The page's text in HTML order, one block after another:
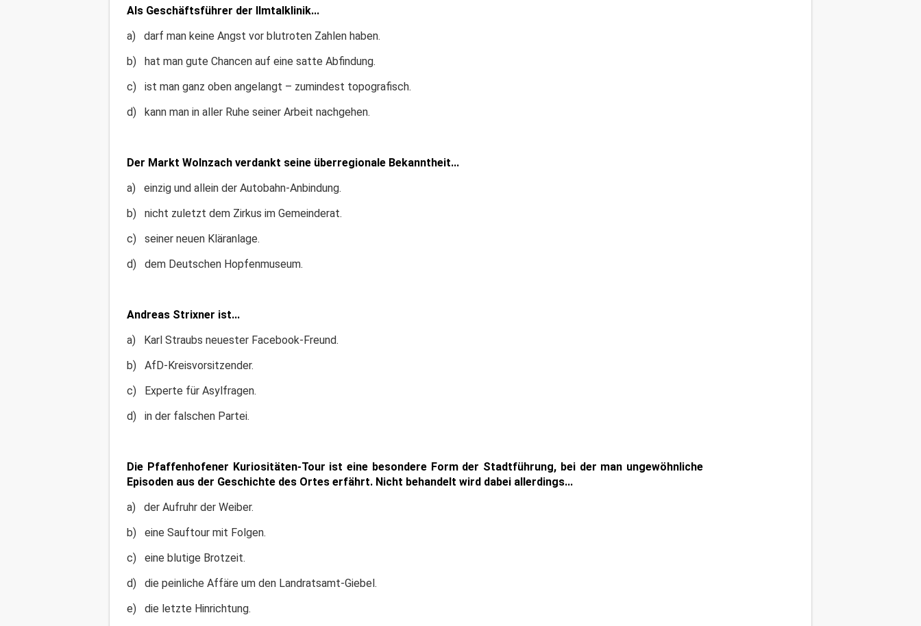
Als Geschäftsführer der Ilmtalklinik...
a) darf man keine Angst vor blutroten Zahlen haben.
b) hat man gute Chancen auf eine satte Abfindung.
c) ist man ganz oben angelangt – zumindest topografisch.
d) kann man in aller Ruhe seiner Arbeit nachgehen.
Der Markt Wolnzach verdankt seine überregionale Bekanntheit...
a) einzig und allein der Autobahn-Anbindung.
b) nicht zuletzt dem Zirkus im Gemeinderat.
c) seiner neuen Kläranlage.
d) dem Deutschen Hopfenmuseum.
Andreas Strixner ist...
a) Karl Straubs neuester Facebook-Freund.
b) AfD-Kreisvorsitzender.
c) Experte für Asylfragen.
d) in der falschen Partei.
Die Pfaffenhofener Kuriositäten-Tour ist eine besondere Form der Stadtführung, bei der man ungewöhnliche
Episoden aus der Geschichte des Ortes erfährt. Nicht behandelt wird dabei allerdings...
a) der Aufruhr der Weiber.
b) eine Sauftour mit Folgen.
c) eine blutige Brotzeit.
d) die peinliche Affäre um den Landratsamt-Giebel.
e) die letzte Hinrichtung.